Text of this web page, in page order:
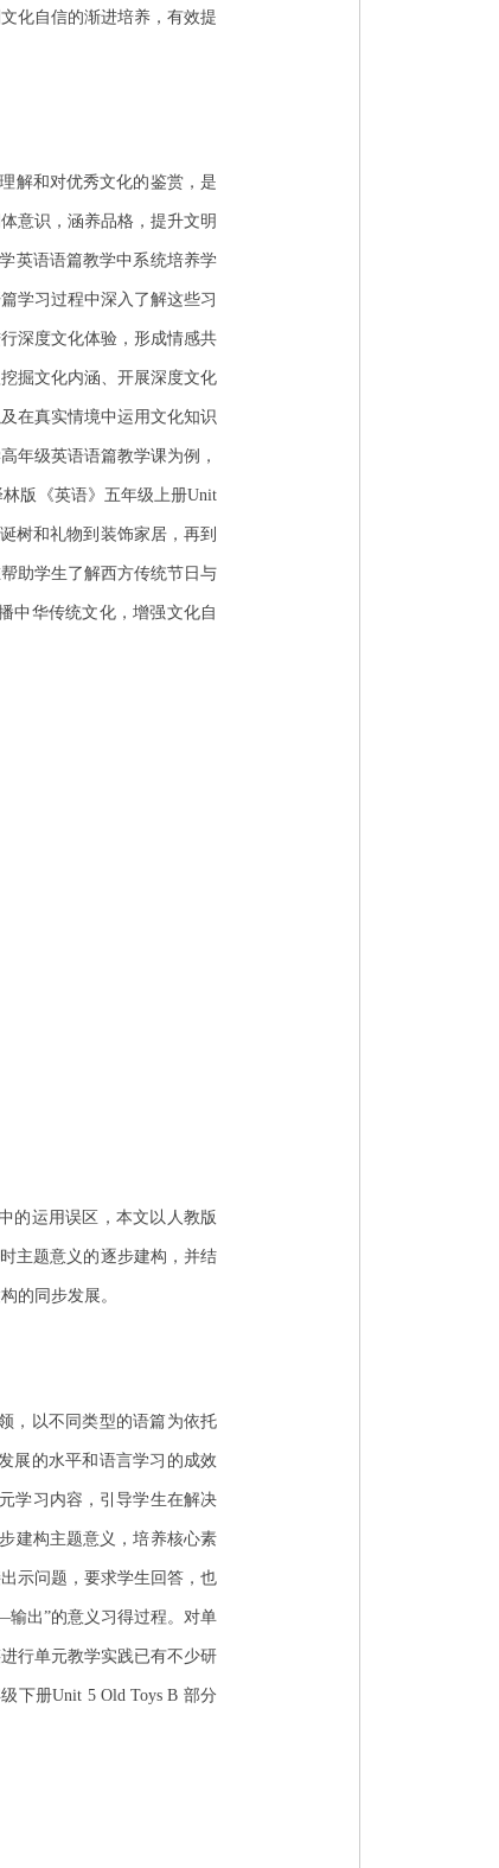
化自信的渐进培养，有效提
解和对优秀文化的鉴赏，是
意识，涵养品格，提升文明
英语语篇教学中系统培养学
学习过程中深入了解这些习
深度文化体验，形成情感共
掘文化内涵、开展深度文化
在真实情境中运用文化知识
年级英语语篇教学课为例，
版《英语》五年级上册Unit
树和礼物到装饰家居，再到
助学生了解西方传统节日与
中华传统文化，增强文化自
的运用误区，本文以人教版
主题意义的逐步建构，并结
的同步发展。
，以不同类型的语篇为依托
展的水平和语言学习的成效
学习内容，引导学生在解决
建构主题意义，培养核心素
示问题，要求学生回答，也
出”的意义习得过程。对单
行单元教学实践已有不少研
下册Unit 5 Old Toys B 部分